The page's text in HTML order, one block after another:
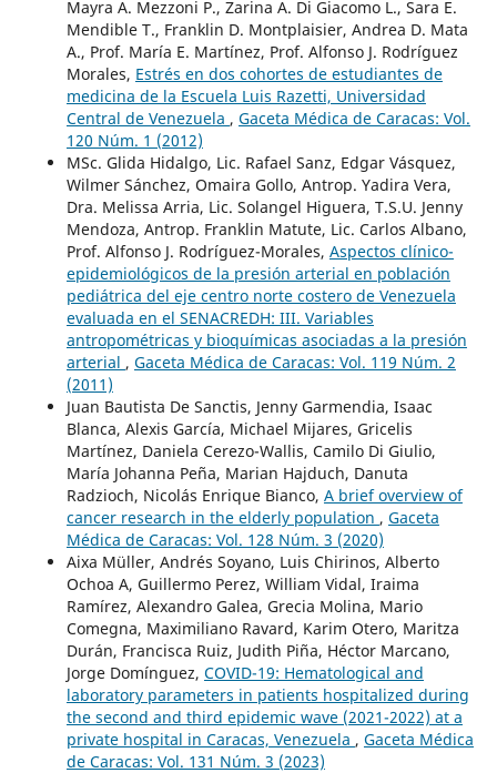
Mayra A. Mezzoni P., Zarina A. Di Giacomo L., Sara E.
Mendible T., Franklin D. Montplaisier, Andrea D. Mata
A., Prof. María E. Martínez, Prof. Alfonso J. Rodríguez
Morales, Estrés en dos cohortes de estudiantes de
medicina de la Escuela Luis Razetti, Universidad
Central de Venezuela , Gaceta Médica de Caracas: Vol.
120 Núm. 1 (2012)
MSc. Glida Hidalgo, Lic. Rafael Sanz, Edgar Vásquez,
Wilmer Sánchez, Omaira Gollo, Antrop. Yadira Vera,
Dra. Melissa Arria, Lic. Solangel Higuera, T.S.U. Jenny
Mendoza, Antrop. Franklin Matute, Lic. Carlos Albano,
Prof. Alfonso J. Rodríguez-Morales, Aspectos clínico-
epidemiológicos de la presión arterial en población
pediátrica del eje centro norte costero de Venezuela
evaluada en el SENACREDH: III. Variables
antropométricas y bioquímicas asociadas a la presión
arterial , Gaceta Médica de Caracas: Vol. 119 Núm. 2
(2011)
Juan Bautista De Sanctis, Jenny Garmendia, Isaac
Blanca, Alexis García, Michael Mijares, Gricelis
Martínez, Daniela Cerezo-Wallis, Camilo Di Giulio,
María Johanna Peña, Marian Hajduch, Danuta
Radzioch, Nicolás Enrique Bianco, A brief overview of
cancer research in the elderly population , Gaceta
Médica de Caracas: Vol. 128 Núm. 3 (2020)
Aixa Müller, Andrés Soyano, Luis Chirinos, Alberto
Ochoa A, Guillermo Perez, William Vidal, Iraima
Ramírez, Alexandro Galea, Grecia Molina, Mario
Comegna, Maximiliano Ravard, Karim Otero, Maritza
Durán, Francisca Ruiz, Judith Piña, Héctor Marcano,
Jorge Domínguez, COVID-19: Hematological and
laboratory parameters in patients hospitalized during
the second and third epidemic wave (2021-2022) at a
private hospital in Caracas, Venezuela , Gaceta Médica
de Caracas: Vol. 131 Núm. 3 (2023)